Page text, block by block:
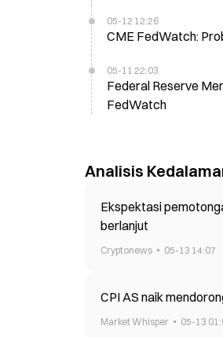
05-12 12:26
CME FedWatch:
05-11 22:03
Federal Reserve
FedWatch
Analisis
Ekspektasi
berlanjut
Cryptonews 05-13 14:07
CPI AS naik
Market Whisper 05-13